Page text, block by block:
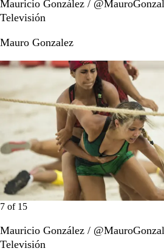
Mauricio González /
Televisión
Mauro Gonzalez
7 of 15
Mauricio González /
Televisión